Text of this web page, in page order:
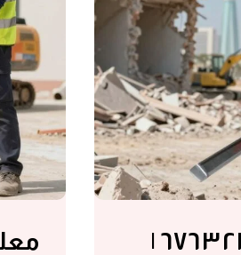
معلم تكسير | ٦٧٦٣٢١١٠ |